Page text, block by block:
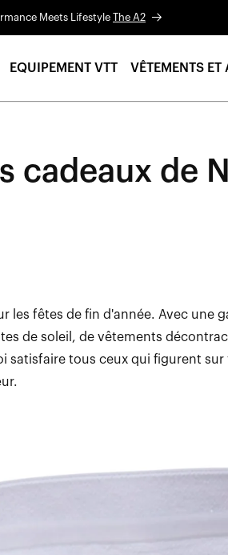
Meets Lifestyle The A2
EQUIPEMENT VTT VÊTEMENTS ET
cadeaux de
les fêtes de fin d'année. Avec une
de soleil, de vêtements
satisfaire tous ceux qui figurent sur